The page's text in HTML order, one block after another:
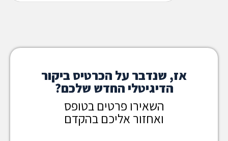
אז, שנדבר על הכרטיס ביקור
הדיגיטלי החדש שלכם?
השאירו פרטים בטופס
ואחזור אליכם בהקדם